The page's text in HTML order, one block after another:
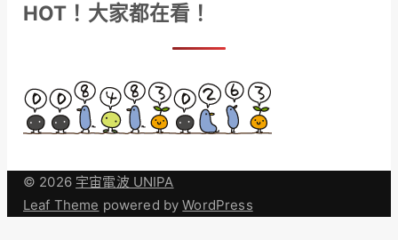
HOT！大家都在看！
© 2026 宇宙電波 UNIPA
Leaf Theme powered byWordPress